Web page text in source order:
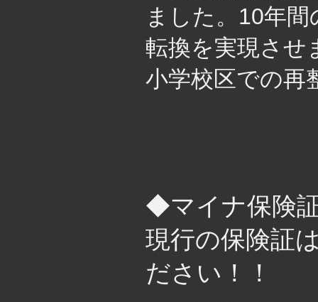
ました。10年
転換を実現させ
小学校区での再
◆マイナ保険
現行の保険証
ださい！！